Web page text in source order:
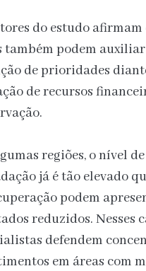
do estudo afirmam
também podem
de prioridades
de recursos
regiões, o nível de
já é tão elevado
podem
reduzidos. Nesses
defendem
em áreas com